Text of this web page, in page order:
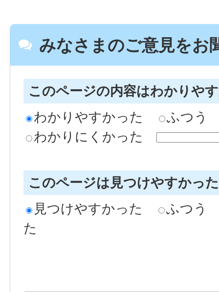
みなさまのご意見をお
このページの内容はわかりや
わかりやすかった
ふつう
わかりにくかった
このページは見つけやすかっ
見つけやすかった
ふつう
た